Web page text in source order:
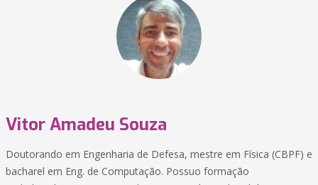
Vitor Amadeu Souza
Doutorando em Engenharia de Defesa, mestre em Física (CBPF) e
bacharel em Eng. de Computação. Possuo formação